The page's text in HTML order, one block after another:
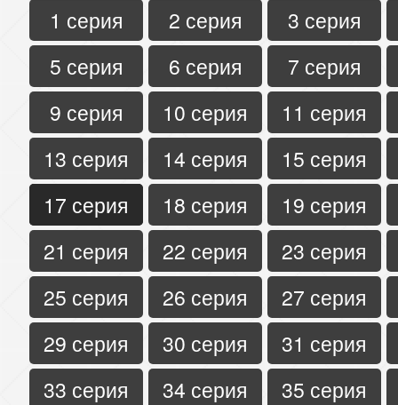
1 серия 2 серия
3 серия
5 серия
6 серия
7 серия
9 серия
10 серия
11 серия
13 серия
14 серия
15 серия
17 серия
18 серия
19 серия
21 серия
22 серия
23 серия
25 серия
26 серия
27 серия
29 серия
30 серия
31 серия
33 серия
34 серия
35 серия